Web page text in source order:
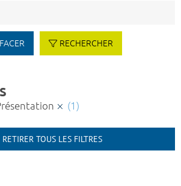
RECHERCHER
(1)
RETIRER TOUS LES FILTRES